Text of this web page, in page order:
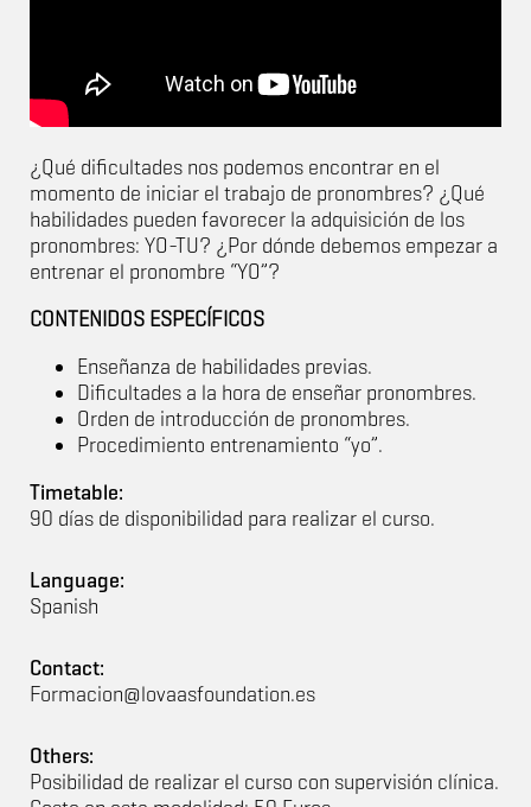
¿Qué dificultades nos podemos encontrar en el
momento de iniciar el trabajo de pronombres? ¿Qué
habilidades pueden favorecer la adquisición de los
pronombres: YO-TU? ¿Por dónde debemos empezar a
entrenar el pronombre “YO”?
CONTENIDOS ESPECÍFICOS
Enseñanza de habilidades previas.
Dificultades a la hora de enseñar pronombres.
Orden de introducción de pronombres.
Procedimiento entrenamiento “yo”.
Timetable:
90 días de disponibilidad para realizar el curso.
Language:
Spanish
Contact:
Formacion@lovaasfoundation.es
Others:
Posibilidad de realizar el curso con supervisión clínica.